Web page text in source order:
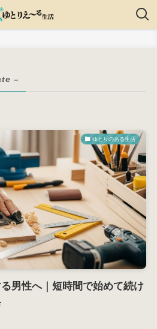
–
ゆとりのある生活
男性へ｜短時間で始めて続け